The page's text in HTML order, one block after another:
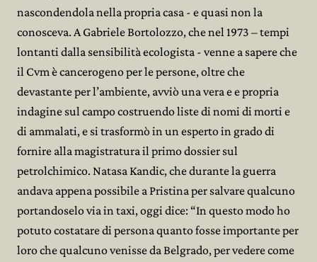
nascondendola nella propria casa - e quasi non la
conosceva. A Gabriele Bortolozzo, che nel 1973 – tempi
lontanti dalla sensibilità ecologista - venne a sapere che
il Cvm è cancerogeno per le persone, oltre che
devastante per l’ambiente, avviò una vera e e propria
indagine sul campo costruendo liste di nomi di morti e
di ammalati, e si trasformò in un esperto in grado di
fornire alla magistratura il primo dossier sul
petrolchimico. Natasa Kandic, che durante la guerra
andava appena possibile a Pristina per salvare qualcuno
portandoselo via in taxi, oggi dice: “In questo modo ho
potuto costatare di persona quanto fosse importante per
loro che qualcuno venisse da Belgrado, per vedere come